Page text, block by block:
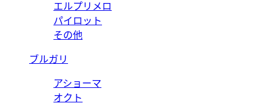
エルプリメロ
パイロット
その他
ブルガリ
アショーマ
オクト